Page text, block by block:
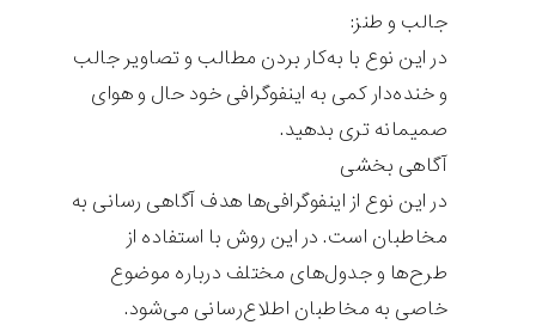
جالب و طنز:
در این نوع با به‌کار بردن مطالب و تصاویر جالب
و خنده‌دار کمی به اینفوگرافی خود حال و هوای
صمیمانه تری بدهید.
آگاهی بخشی
در این نوع از اینفوگرافی‌ها هدف آگاهی رسانی به
مخاطبان است. در این روش با استفاده از
طرح‌ها و جدول‌های مختلف درباره موضوع
خاصی به مخاطبان اطلاع‌رسانی می‌شود.